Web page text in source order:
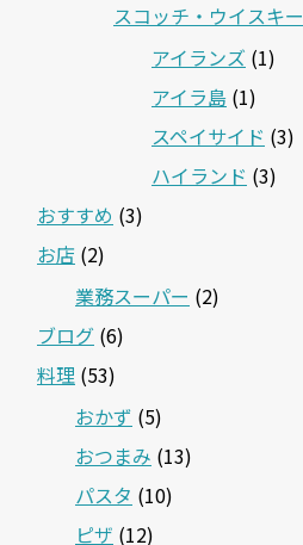
スコッチ・ウイスキー
アイランズ (1)
アイラ島 (1)
スペイサイド (3)
ハイランド (3)
おすすめ (3)
お店 (2)
業務スーパー (2)
ブログ (6)
料理 (53)
おかず (5)
おつまみ (13)
パスタ (10)
ピザ (12)